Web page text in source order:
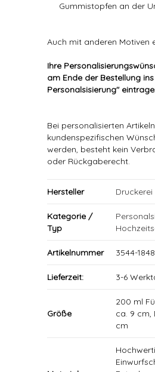
Gummistopfen an der
Auch mit anderen Motiven
Ihre
am Ende der Bestellung
Personalsisierung"
Bei personalisierten
kundenspezifischen
werden, besteht kein
oder Rückgaberecht.
Hersteller
Kategorie /
Typ
Artikelnummer 3544-
Lieferzeit: 3-6
Größe
200 ml
ca. 9 cm,
cm